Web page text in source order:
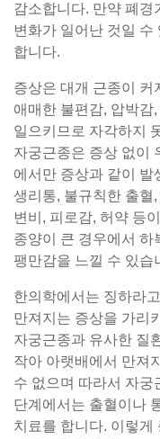
감소합니다. 만약 폐경
변화가 일어난 것일
합니다.
증상은 대개 근종이 커
애매한 불편감, 압박감
일으키므로 자각하지
자궁근종은 증상 없이
에서만 증상과 같이 발
생리통, 불규칙한 출혈
변비, 피로감, 허약 등
종양이 큰 경우에서 하
팽만감을 느낄 수 있습
한의학에서는 징하라
만져지는 증상을 가리
자궁근종과 유사한 질
작아 아랫배에서 만져
수 없으며 따라서 자궁
단계에서는 출혈이나
치료를 합니다. 이렇게